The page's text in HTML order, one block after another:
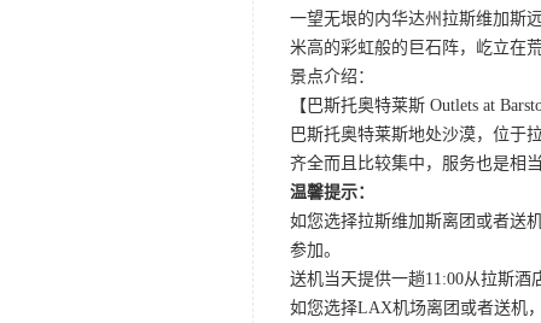
一望无垠的内华达州拉斯维加斯
米高的彩虹般的巨石阵，屹立在
景点介绍：
【巴斯托奥特莱斯 Outlets at
巴斯托奥特莱斯地处沙漠，位于
齐全而且比较集中，服务也是相
温馨提示：
如您选择拉斯维加斯离团或者送
参加。
送机当天提供一趟11:00从拉斯酒
如您选择LAX机场离团或者送机